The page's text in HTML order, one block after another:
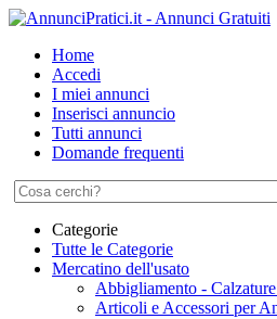
Home
Accedi
I miei annunci
Inserisci annuncio
Tutti annunci
Domande frequenti
Categorie
Tutte le Categorie
Mercatino dell'usato
Abbigliamento -
Articoli e Accessori per